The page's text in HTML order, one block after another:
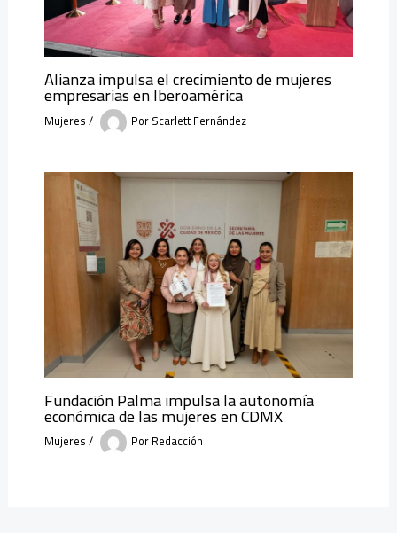
Alianza impulsa el crecimiento de mujeres
empresarias en Iberoamérica
Mujeres/ PorScarlett Fernández
Fundación Palma impulsa la autonomía
económica de las mujeres en CDMX
Mujeres/ PorRedacción